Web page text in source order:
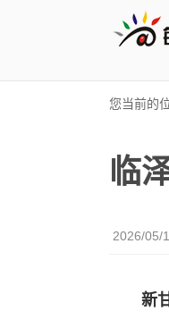
您当前的
临
2026/05/
新